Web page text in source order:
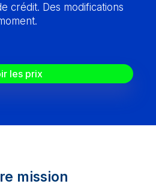
crédit. Des modifications
les prix
mission